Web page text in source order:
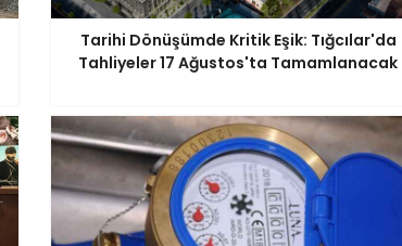
Tarihi Dönüşümde Kritik Eşik: Tığcılar'da
Tahliyeler 17 Ağustos'ta Tamamlanacak